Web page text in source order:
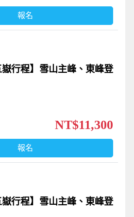
報名
嶽行程】雪山主峰、東峰登
NT$11,300
報名
嶽行程】雪山主峰、東峰登